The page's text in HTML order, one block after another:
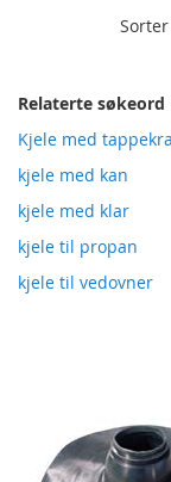
Relaterte søkeord
Kjele med
kjele med kan
kjele med klar
kjele til propan
kjele til vedovner